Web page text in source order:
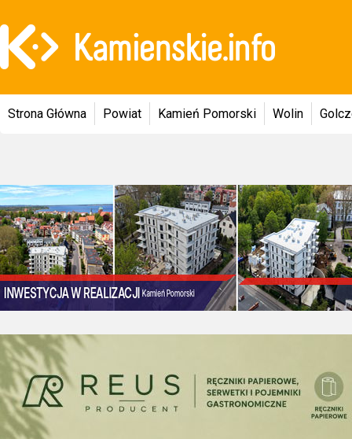
Strona Główna Powiat Kamień Pomorski Wolin